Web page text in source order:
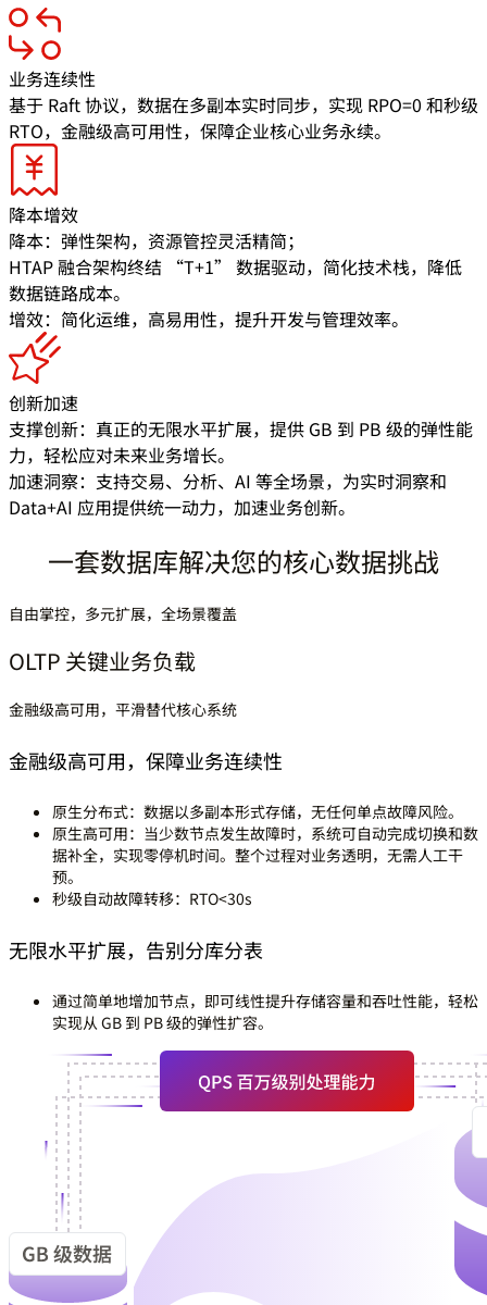
业务连续性
基于 Raft 协议，数据在多副本实时同步，实现 RPO=0 和秒级
RTO，金融级高可用性，保障企业核心业务永续。
降本增效
降本：弹性架构，资源管控灵活精简；
HTAP 融合架构终结 “T+1” 数据驱动，简化技术栈，降低
数据链路成本。
增效：简化运维，高易用性，提升开发与管理效率。
创新加速
支撑创新：真正的无限水平扩展，提供 GB 到 PB 级的弹性能
力，轻松应对未来业务增长。
加速洞察：支持交易、分析、AI 等全场景，为实时洞察和
Data+AI 应用提供统一动力，加速业务创新。
一套数据库解决您的核心数据挑战
自由掌控，多元扩展，全场景覆盖
OLTP 关键业务负载
金融级高可用，平滑替代核心系统
金融级高可用，保障业务连续性
原生分布式： 数据以多副本形式存储，无任何单点故障风险。
原生高可用： 当少数节点发生故障时，系统可自动完成切换和数
据补全，实现零停机时间。整个过程对业务透明，无需人工干
预。
秒级自动故障转移： RTO<30s
无限水平扩展，告别分库分表
通过简单地增加节点，即可线性提升存储容量和吞吐性能，轻松
实现从 GB 到 PB 级的弹性扩容。